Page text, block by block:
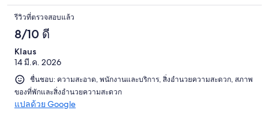
รีวิวที่ตรวจสอบแล้ว
8/10 ดี
Klaus
14 มี.ค. 2026
ชื่นชอบ: ความสะอาด, พนักงานและบริการ, สิ่งอำนวยความสะดวก, สภาพ
ของที่พักและสิ่งอำนวยความสะดวก
แปลด้วย Google